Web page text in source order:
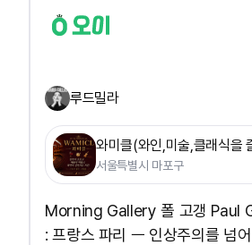
루드밀라
와미클(와인,미술,클래식을
서울특별시 마포구
Morning Gallery 폴 고갱 Paul
: 프랑스 파리 ㅡ 인상주의를 넘